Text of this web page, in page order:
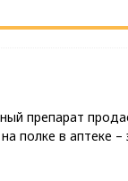
препарат
полке в аптеке